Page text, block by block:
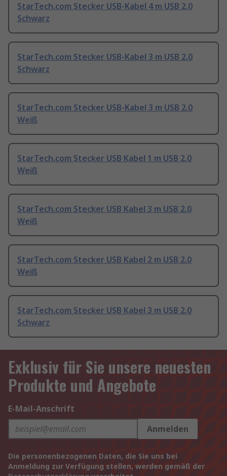
StarTech.com Stecker USB-Kabel 4 m USB 2.0
Schwarz
StarTech.com Stecker USB-Kabel 3 m USB 2.0
Schwarz
StarTech.com Stecker USB-Kabel 3 m USB 2.0
Weiß
StarTech.com Stecker USB Kabel 1 m USB 2.0
Weiß
StarTech.com Stecker USB Kabel 3 m USB 2.0
Weiß
StarTech.com Stecker USB Kabel 2 m USB 2.0
Weiß
StarTech.com Stecker USB Kabel 3 m USB 2.0
Schwarz
Exklusiv für Sie unsere neuesten
Produkte und Angebote
E-Mail-Anschrift
Anmelden
Die personenbezogenen Daten, die Sie uns bei
Anmeldung zur Verfügung stellen, werden gemäß der